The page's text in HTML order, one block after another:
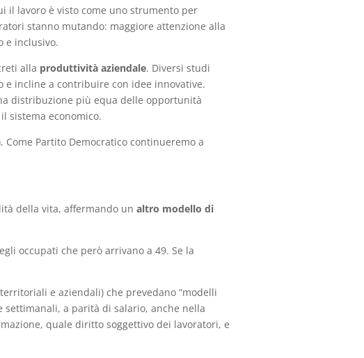
il lavoro è visto come uno strumento per
stanno mutando: maggiore attenzione alla
e inclusivo.
alla produttività aziendale. Diversi studi
incline a contribuire con idee innovative.
distribuzione più equa delle opportunità
sistema economico.
. Come Partito Democratico continueremo a
della vita, affermando unaltro modello di
occupati che però arrivano a 49. Se la
e aziendali) che prevedano “modelli
settimanali, a parità di salario, anche nella
quale diritto soggettivo dei lavoratori, e